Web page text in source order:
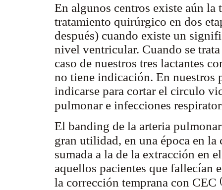
En algunos centros existe aún la
tratamiento quirúrgico en dos
después) cuando existe un
nivel ventricular. Cuando se
caso de nuestros tres lactantes
no tiene indicación. En nuestros
indicarse para cortar el circulo
pulmonar e infecciones
El banding de la arteria
gran utilidad, en una época en
sumada a la de la extracción en
aquellos pacientes que fallecían
la corrección temprana con CEC